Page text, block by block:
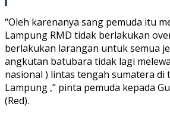
“Oleh karenanya sang pemuda itu
Lampung RMD tidak berlakukan
berlakukan larangan untuk semua
angkutan batubara tidak lagi
nasional ) lintas tengah sumatera di
Lampung ,” pinta pemuda kepada
(Red).